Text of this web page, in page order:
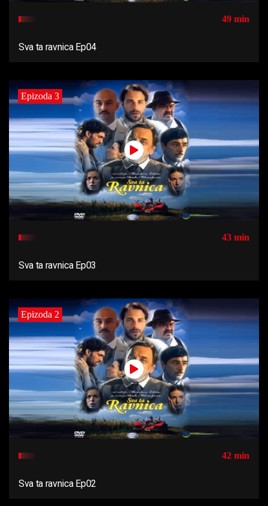
49 min
Sva ta ravnica Ep04
Epizoda 3
43 min
Sva ta ravnica Ep03
Epizoda 2
42 min
Sva ta ravnica Ep02